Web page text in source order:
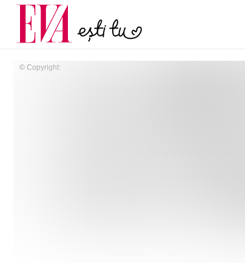
© Copyright:
Carieră
Actualitate
pe măsură